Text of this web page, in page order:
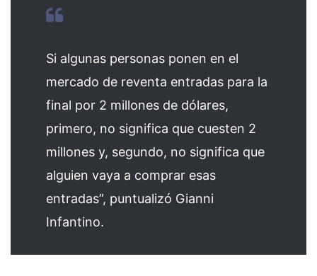
Si algunas personas ponen en el
mercado de reventa entradas para la
final por 2 millones de dólares,
primero, no significa que cuesten 2
millones y, segundo, no significa que
alguien vaya a comprar esas
entradas”, puntualizó Gianni
Infantino.